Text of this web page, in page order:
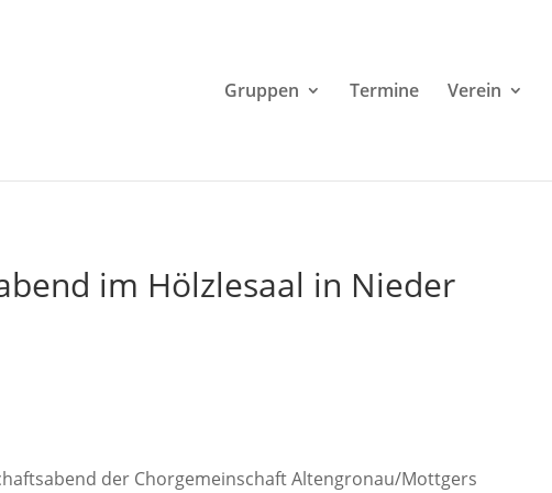
Gruppen Termine Verein
im Hölzlesaal in Nieder
der Chorgemeinschaft Altengronau/Mottgers